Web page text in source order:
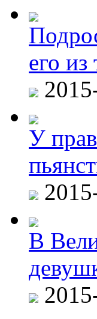
его из
У
В